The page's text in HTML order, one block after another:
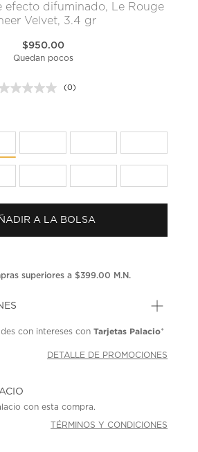
efecto difuminado, Le Rouge
Velvet, 3.4 gr
$950.00
Quedan pocos
Sin
(0)
A LA BOLSA
superiores a $399.00 M.N.
con intereses conTarjetas Palacio*
DETALLE DE PROMOCIONES
con esta compra.
TÉRMINOS Y CONDICIONES